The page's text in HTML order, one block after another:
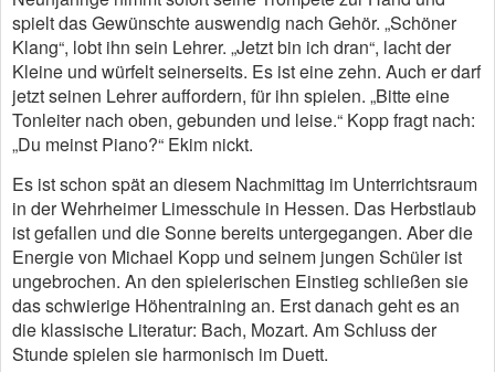
spielt das Gewünschte auswendig nach Gehör. „Schöner
Klang“, lobt ihn sein Lehrer. „Jetzt bin ich dran“, lacht der
Kleine und würfelt seinerseits. Es ist eine zehn. Auch er darf
jetzt seinen Lehrer auffordern, für ihn spielen. „Bitte eine
Tonleiter nach oben, gebunden und leise.“ Kopp fragt nach:
„Du meinst Piano?“ Ekim nickt.
Es ist schon spät an diesem Nachmittag im Unterrichtsraum
in der Wehrheimer Limesschule in Hessen. Das Herbstlaub
ist gefallen und die Sonne bereits untergegangen. Aber die
Energie von Michael Kopp und seinem jungen Schüler ist
ungebrochen. An den spielerischen Einstieg schließen sie
das schwierige Höhentraining an. Erst danach geht es an
die klassische Literatur: Bach, Mozart. Am Schluss der
Stunde spielen sie harmonisch im Duett.